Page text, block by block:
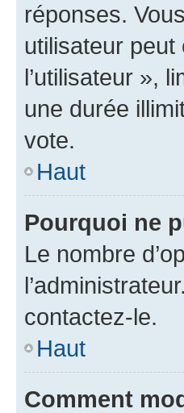
réponses.
utilisateur
l’utilisateur »,
une durée
vote.
Haut
Pourquoi ne
Le nombre
contactez-le.
Haut
Comment